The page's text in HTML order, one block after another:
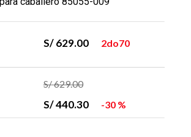
S/ 629.00 2do70
S/629.00
S/440.30 30 %